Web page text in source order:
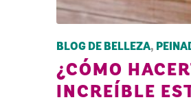
BLOG DE BELLEZA,
¿CÓMO
INCREÍBLE